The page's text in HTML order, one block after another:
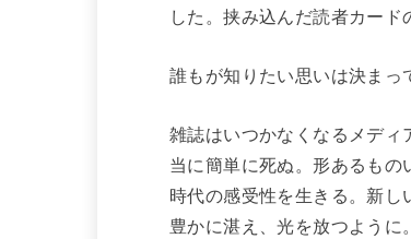
した。挟み込んだ読者カード
誰もが知りたい思いは決まっ
雑誌はいつかなくなるメデ
当に簡単に死ぬ。形あるも
時代の感受性を生きる。新
豊かに湛え、光を放つように。